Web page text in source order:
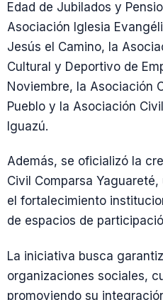
Edad de Jubilados y
Asociación Iglesia
Jesús el Camino, la
Cultural y Deportivo de
Noviembre, la Asociación
Pueblo y la Asociación
Iguazú.
Además, se oficializó la
Civil Comparsa
el fortalecimiento
de espacios de
La iniciativa busca
organizaciones sociales,
promoviendo su